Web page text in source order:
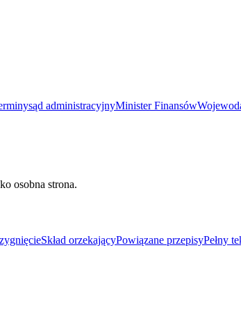
sąd administracyjnyMinister Finansów
osobna strona.
Skład orzekającyPowiązane przepisyPełny